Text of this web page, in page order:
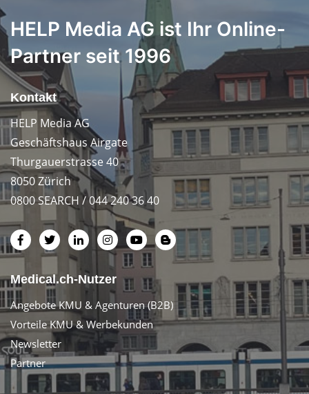
HELP Media AG ist Ihr Online-
Partner seit 1996
Kontakt
HELP Media AG
Geschäftshaus Airgate
Thurgauerstrasse 40
8050 Zürich
0800 SEARCH / 044 240 36 40
Medical.ch-Nutzer
Angebote KMU & Agenturen (B2B)
Vorteile KMU & Werbekunden
Newsletter
Partner